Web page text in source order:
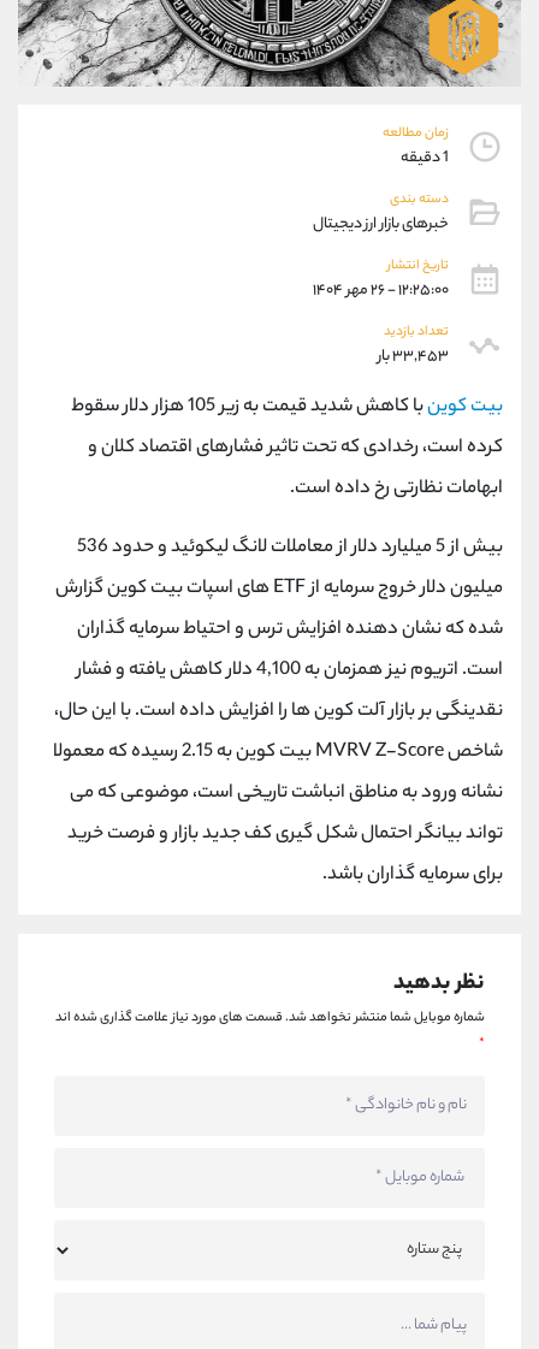
زمان مطالعه
1 دقیقه
دسته بندی
خبرهای بازار ارز دیجیتال
تاریخ انتشار
۱۲:۲۵:۰۰ - ۲۶ مهر ۱۴۰۴
تعداد بازدید
۳۳,۴۵۳ بار
بیت کوین
با کاهش شدید قیمت به زیر 105 هزار دلار سقوط
کرده است، رخدادی که تحت تاثیر فشارهای اقتصاد کلان و
ابهامات نظارتی رخ داده است.
بیش از 5 میلیارد دلار از معاملات لانگ لیکوئید و حدود 536
میلیون دلار خروج سرمایه از ETF های اسپات بیت کوین گزارش
شده که نشان دهنده‌ افزایش ترس و احتیاط سرمایه گذاران
است. اتریوم نیز همزمان به 4,100 دلار کاهش یافته و فشار
نقدینگی بر بازار آلت کوین ها را افزایش داده است. با این حال،
شاخص MVRV Z-Score بیت کوین به 2.15 رسیده که معمولا
نشانه ورود به مناطق انباشت تاریخی است، موضوعی که می
تواند بیانگر احتمال شکل گیری کف جدید بازار و فرصت خرید
برای سرمایه گذاران باشد.
نظر بدهید
شماره موبایل شما منتشر نخواهد شد.قسمت های مورد نیاز علامت گذاری شده اند
*
09304891085
واتساپ شروع گفتگو
تلگرام @Armteam_admin_103
پشتیبان فروش
موبایل
واتساپ
تلگرام
داخلی
اطلاعات تماس (دفتر فروش)
021-22021030
بدون پیش شماره 90001030
اینستاگرام
کانال بله @alirezamehrabi_official